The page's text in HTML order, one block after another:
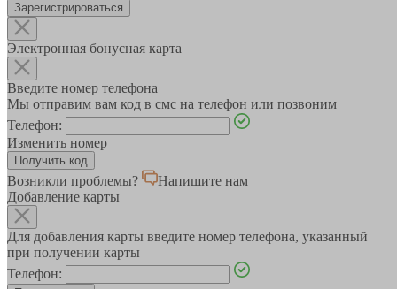
Зарегистрироваться
Электронная бонусная карта
Введите номер телефона
Мы отправим вам код в смс на телефон или позвоним
Телефон:
Изменить номер
Возникли проблемы?
Напишите нам
Добавление карты
Для добавления карты введите номер телефона, указанный
при получении карты
Телефон: